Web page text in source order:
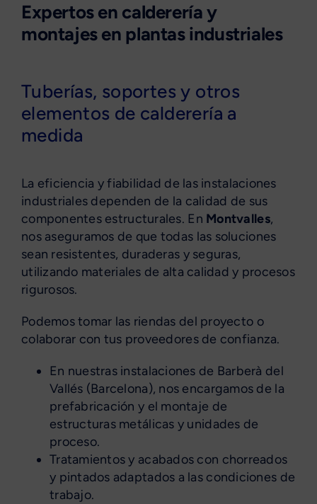
Expertos en calderería y
montajes en plantas industriales
Tuberías, soportes y otros
elementos de calderería a
medida
La eficiencia y fiabilidad de las instalaciones
industriales dependen de la calidad de sus
componentes estructurales. En Montvalles,
nos aseguramos de que todas las soluciones
sean resistentes, duraderas y seguras,
utilizando materiales de alta calidad y procesos
rigurosos.
Podemos tomar las riendas del proyecto o
colaborar con tus proveedores de confianza.
En nuestras instalaciones de Barberà del
Vallés (Barcelona), nos encargamos de la
prefabricación y el montaje de
estructuras metálicas y unidades de
proceso.
Tratamientos y acabados con chorreados
y pintados adaptados a las condiciones de
trabajo.